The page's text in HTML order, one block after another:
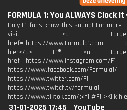
FORMULA 1: You ALWAYS Clock
Only F1 fans know this sound! For more
visit <a
href="https://www.Formula1.com
hier</a> F1®: <a
href="https://www.instagram.com/F1
https://www.facebook.com/Formula1/
https://www.twitter.com/F1
https://www.twitch.tv/formula1
https://www.tiktok.com/@f1 #F1">Klik
31-01-2025 17:45 YouTube